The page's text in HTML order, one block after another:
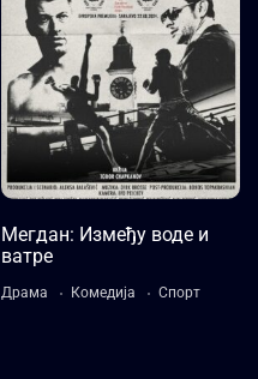
ФИЛМ
2024
1 сат 46 минута
Language:
Српски,
Босански, Румунски
Trailer Detail
Мегдан: Између воде и
ватре
Драма Комедија Спорт